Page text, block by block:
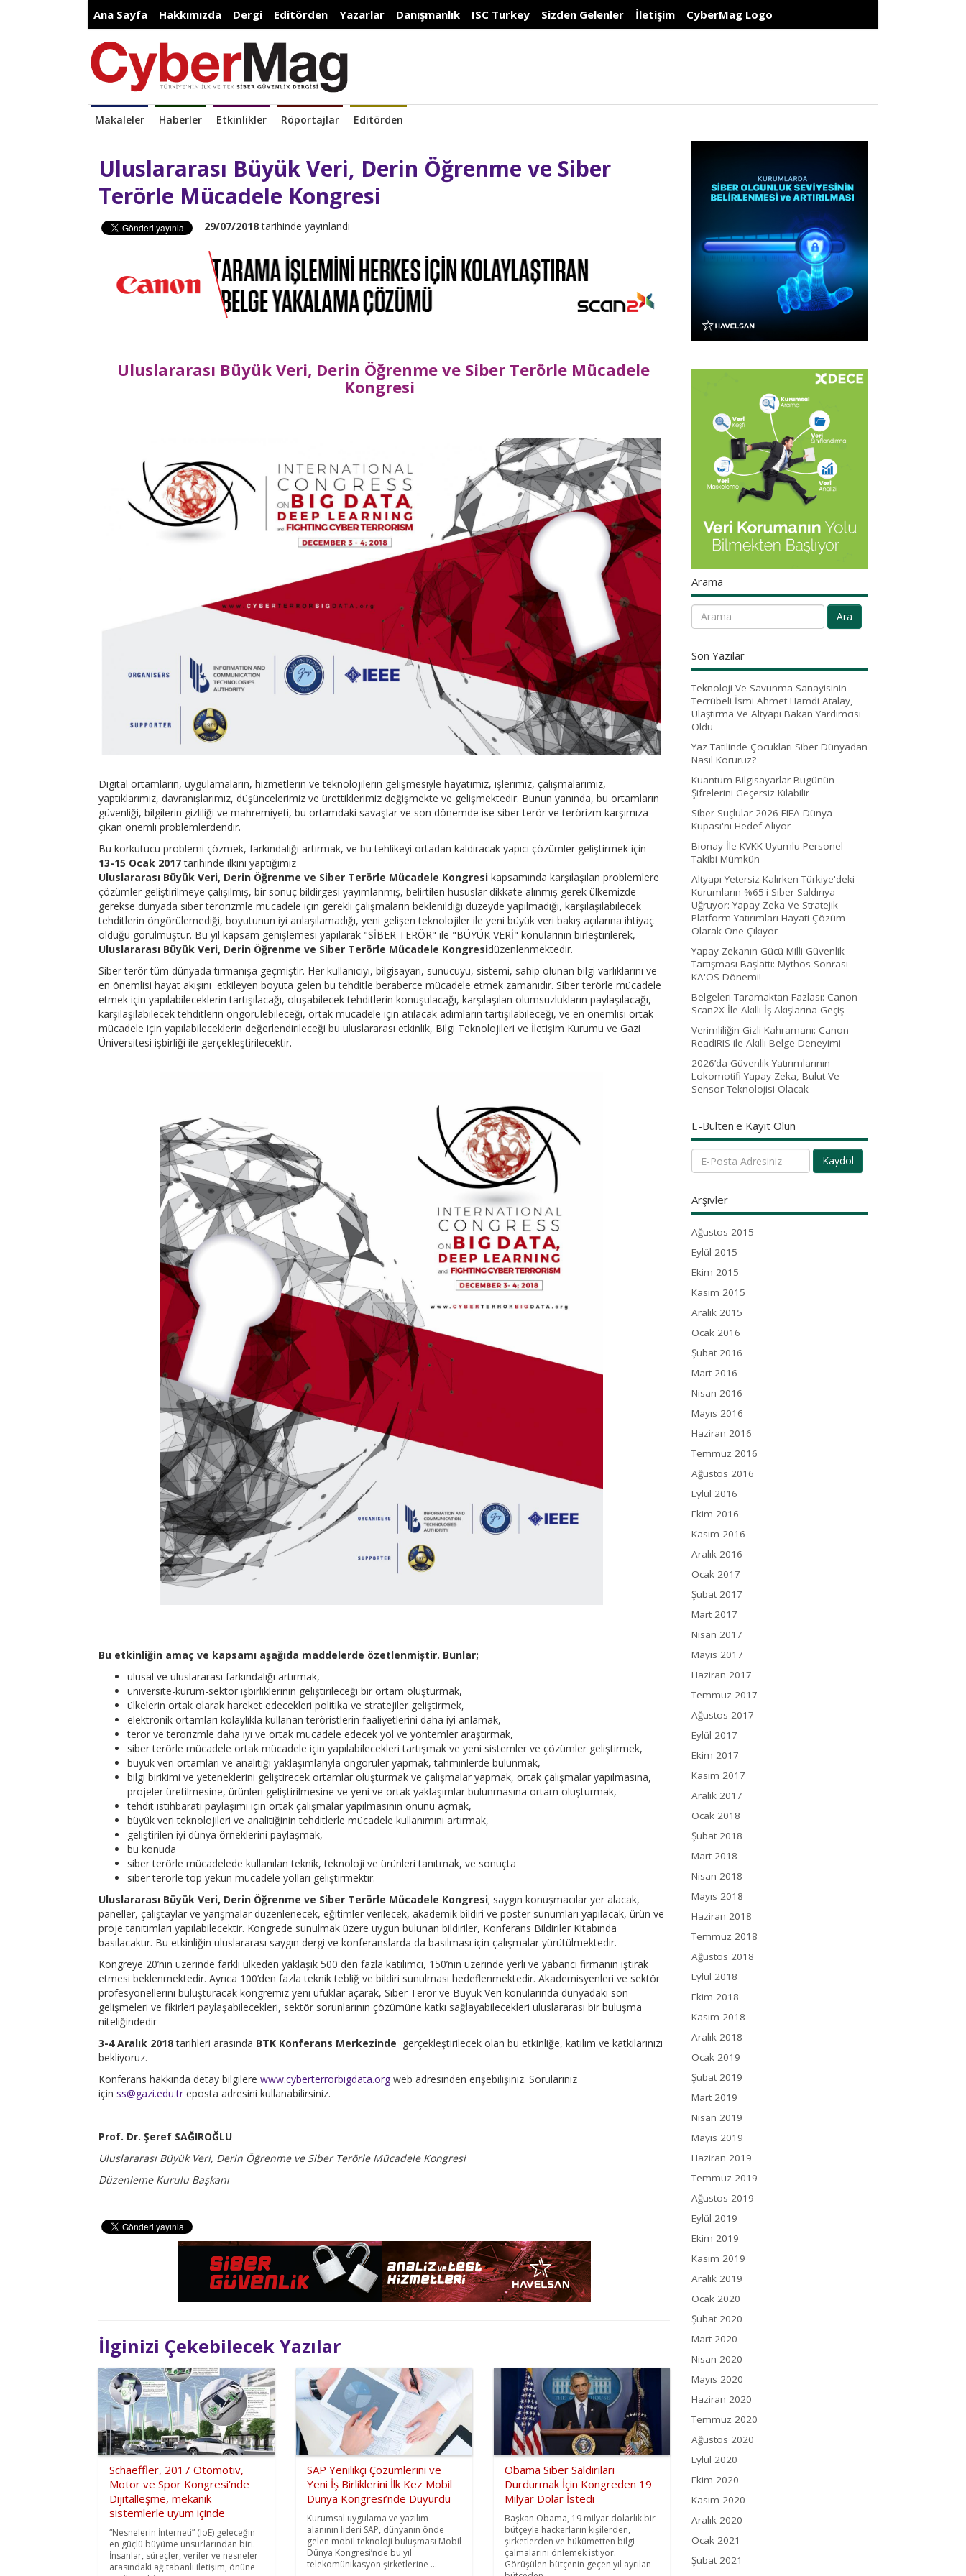
Ana Sayfa Hakkımızda Dergi Editörden Yazarlar Danışmanlık ISC Turkey Sizden Gelenler İletişim CyberMag Logo
Makaleler Haberler Etkinlikler Röportajlar Editörden
Uluslararası Büyük Veri, Derin Öğrenme ve Siber
Terörle Mücadele Kongresi
29/07/2018tarihinde yayınlandı
Uluslararası Büyük Veri, Derin Öğrenme ve Siber Terörle Mücadele
Kongresi
Digital ortamların, uygulamaların, hizmetlerin ve teknolojilerin gelişmesiyle hayatımız, işlerimiz, çalışmalarımız,
yaptıklarımız, davranışlarımız, düşüncelerimiz ve ürettiklerimiz değişmekte ve gelişmektedir. Bunun yanında, bu ortamların
güvenliği, bilgilerin gizliliği ve mahremiyeti, bu ortamdaki savaşlar ve son dönemde ise siber terör ve terörizm karşımıza
çıkan önemli problemlerdendir.
Bu korkutucu problemi çözmek, farkındalığı artırmak, ve bu tehlikeyi ortadan kaldıracak yapıcı çözümler geliştirmek için
13-15 Ocak 2017tarihinde ilkini yaptığımız
Uluslararası Büyük Veri, Derin Öğrenme ve Siber Terörle Mücadele Kongresi kapsamında karşılaşılan problemlere
çözümler geliştirilmeye çalışılmış, bir sonuç bildirgesi yayımlanmış, belirtilen hususlar dikkate alınmış gerek ülkemizde
gerekse dünyada siber terörizmle mücadele için gerekli çalışmaların beklenildiği düzeyde yapılmadığı, karşılaşılabilecek
tehditlerin öngörülemediği, boyutunun iyi anlaşılamadığı, yeni gelişen teknolojiler ile yeni büyük veri bakış açılarına ihtiyaç
olduğu görülmüştür. Bu yıl kapsam genişlemesi yapılarak "SİBER TERÖR" ile "BÜYÜK VERİ" konularının birleştirilerek,
Uluslararası Büyük Veri, Derin Öğrenme ve Siber Terörle Mücadele Kongresidüzenlenmektedir.
Siber terör tüm dünyada tırmanışa geçmiştir. Her kullanıcıyı, bilgisayarı, sunucuyu, sistemi, sahip olunan bilgi varlıklarını ve
en önemlisi hayat akışını etkileyen boyuta gelen bu tehditle beraberce mücadele etmek zamanıdır. Siber terörle mücadele
etmek için yapılabileceklerin tartışılacağı, oluşabilecek tehditlerin konuşulacağı, karşılaşılan olumsuzlukların paylaşılacağı,
karşılaşılabilecek tehditlerin öngörülebileceği, ortak mücadele için atılacak adımların tartışılabileceği, ve en önemlisi ortak
mücadele için yapılabileceklerin değerlendirileceği bu uluslararası etkinlik, Bilgi Teknolojileri ve İletişim Kurumu ve Gazi
Üniversitesi işbirliği ile gerçekleştirilecektir.
Bu etkinliğin amaç ve kapsamı aşağıda maddelerde özetlenmiştir. Bunlar;
ulusal ve uluslararası farkındalığı artırmak,
üniversite-kurum-sektör işbirliklerinin geliştirileceği bir ortam oluşturmak,
ülkelerin ortak olarak hareket edecekleri politika ve stratejiler geliştirmek,
elektronik ortamları kolaylıkla kullanan teröristlerin faaliyetlerini daha iyi anlamak,
terör ve terörizmle daha iyi ve ortak mücadele edecek yol ve yöntemler araştırmak,
siber terörle mücadele ortak mücadele için yapılabilecekleri tartışmak ve yeni sistemler ve çözümler geliştirmek,
büyük veri ortamları ve analitiği yaklaşımlarıyla öngörüler yapmak, tahminlerde bulunmak,
bilgi birikimi ve yeteneklerini geliştirecek ortamlar oluşturmak ve çalışmalar yapmak, ortak çalışmalar yapılmasına,
projeler üretilmesine, ürünleri geliştirilmesine ve yeni ve ortak yaklaşımlar bulunmasına ortam oluşturmak,
tehdit istihbaratı paylaşımı için ortak çalışmalar yapılmasının önünü açmak,
büyük veri teknolojileri ve analitiğinin tehditlerle mücadele kullanımını artırmak,
geliştirilen iyi dünya örneklerini paylaşmak,
bu konuda
siber terörle mücadelede kullanılan teknik, teknoloji ve ürünleri tanıtmak, ve sonuçta
siber terörle top yekun mücadele yolları geliştirmektir.
Uluslararası Büyük Veri, Derin Öğrenme ve Siber Terörle Mücadele Kongresi; saygın konuşmacılar yer alacak,
paneller, çalıştaylar ve yarışmalar düzenlenecek, eğitimler verilecek, akademik bildiri ve poster sunumları yapılacak, ürün ve
proje tanıtımları yapılabilecektir. Kongrede sunulmak üzere uygun bulunan bildiriler, Konferans Bildiriler Kitabında
basılacaktır. Bu etkinliğin uluslararası saygın dergi ve konferanslarda da basılması için çalışmalar yürütülmektedir.
Kongreye 20’nin üzerinde farklı ülkeden yaklaşık 500 den fazla katılımcı, 150’nin üzerinde yerli ve yabancı firmanın iştirak
etmesi beklenmektedir. Ayrıca 100’den fazla teknik tebliğ ve bildiri sunulması hedeflenmektedir. Akademisyenleri ve sektör
profesyonellerini buluşturacak kongremiz yeni ufuklar açarak, Siber Terör ve Büyük Veri konularında dünyadaki son
gelişmeleri ve fikirleri paylaşabilecekleri, sektör sorunlarının çözümüne katkı sağlayabilecekleri uluslararası bir buluşma
niteliğindedir
3-4 Aralık 2018tarihleri arasında BTK Konferans Merkezinde gerçekleştirilecek olan bu etkinliğe, katılım ve katkılarınızı
bekliyoruz.
Konferans hakkında detay bilgilere www.cyberterrorbigdata.org web adresinden erişebilişiniz. Sorularınız
için ss@gazi.edu.tr eposta adresini kullanabilirsiniz.
Prof. Dr. Şeref SAĞIROĞLU
Uluslararası Büyük Veri, Derin Öğrenme ve Siber Terörle Mücadele Kongresi
Düzenleme Kurulu Başkanı
İlginizi Çekebilecek Yazılar
Schaeffler, 2017 Otomotiv,
Motor ve Spor Kongresi’nde
Dijitalleşme, mekanik
sistemlerle uyum içinde
“Nesnelerin İnterneti” (IoE) geleceğin
en güçlü büyüme unsurlarından biri.
İnsanlar, süreçler, veriler ve nesneler
arasındaki ağ tabanlı iletişim, önüne
SAP Yenilikçi Çözümlerini ve
Yeni İş Birliklerini İlk Kez Mobil
Dünya Kongresi’nde Duyurdu
Kurumsal uygulama ve yazılım
alanının lideri SAP, dünyanın önde
gelen mobil teknoloji buluşması Mobil
Dünya Kongresi’nde bu yıl
telekomünikasyon şirketlerine ...
Obama Siber Saldırıları
Durdurmak İçin Kongreden 19
Milyar Dolar İstedi
Başkan Obama, 19 milyar dolarlık bir
bütçeyle hackerların kişilerden,
şirketlerden ve hükümetten bilgi
çalmalarını önlemek istiyor.
Görüşülen bütçenin geçen yıl ayrılan
Arama
Ara
Son Yazılar
Teknoloji Ve Savunma Sanayisinin
Tecrübeli İsmi Ahmet Hamdi Atalay,
Ulaştırma Ve Altyapı Bakan Yardımcısı
Oldu
Yaz Tatilinde Çocukları Siber Dünyadan
Nasıl Koruruz?
Kuantum Bilgisayarlar Bugünün
Şifrelerini Geçersiz Kılabilir
Siber Suçlular 2026 FIFA Dünya
Kupası'nı Hedef Alıyor
Bionay İle KVKK Uyumlu Personel
Takibi Mümkün
Altyapı Yetersiz Kalırken Türkiye'deki
Kurumların %65'i Siber Saldırıya
Uğruyor: Yapay Zeka Ve Stratejik
Platform Yatırımları Hayati Çözüm
Olarak Öne Çıkıyor
Yapay Zekanın Gücü Milli Güvenlik
Tartışması Başlattı: Mythos Sonrası
KA'OS Dönemi!
Belgeleri Taramaktan Fazlası: Canon
Scan2X İle Akıllı İş Akışlarına Geçiş
Verimliliğin Gizli Kahramanı: Canon
ReadIRIS ile Akıllı Belge Deneyimi
2026’da Güvenlik Yatırımlarının
Lokomotifi Yapay Zeka, Bulut Ve
Sensor Teknolojisi Olacak
E-Bülten'e Kayıt Olun
Kaydol
Arşivler
Ağustos 2015
Eylül 2015
Ekim 2015
Kasım 2015
Aralık 2015
Ocak 2016
Şubat 2016
Mart 2016
Nisan 2016
Mayıs 2016
Haziran 2016
Temmuz 2016
Ağustos 2016
Eylül 2016
Ekim 2016
Kasım 2016
Aralık 2016
Ocak 2017
Şubat 2017
Mart 2017
Nisan 2017
Mayıs 2017
Haziran 2017
Temmuz 2017
Ağustos 2017
Eylül 2017
Ekim 2017
Kasım 2017
Aralık 2017
Ocak 2018
Şubat 2018
Mart 2018
Nisan 2018
Mayıs 2018
Haziran 2018
Temmuz 2018
Ağustos 2018
Eylül 2018
Ekim 2018
Kasım 2018
Aralık 2018
Ocak 2019
Şubat 2019
Mart 2019
Nisan 2019
Mayıs 2019
Haziran 2019
Temmuz 2019
Ağustos 2019
Eylül 2019
Ekim 2019
Kasım 2019
Aralık 2019
Ocak 2020
Şubat 2020
Mart 2020
Nisan 2020
Mayıs 2020
Haziran 2020
Temmuz 2020
Ağustos 2020
Eylül 2020
Ekim 2020
Kasım 2020
Aralık 2020
Ocak 2021
Şubat 2021